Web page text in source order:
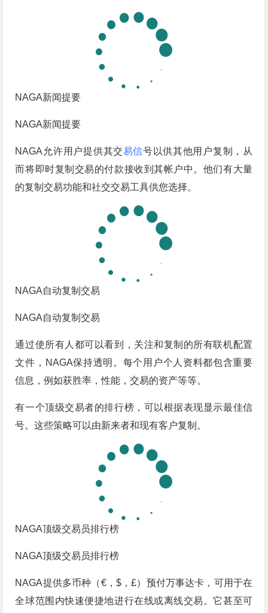
NAGA新闻提要
NAGA新闻提要
NAGA允许用户提供其交易信号以供其他用户复制，从
而将即时复制交易的付款接收到其帐户中。他们有大量
的复制交易功能和社交交易工具供您选择。
NAGA自动复制交易
NAGA自动复制交易
通过使所有人都可以看到，关注和复制的所有联机配置
文件，NAGA保持透明。每个用户个人资料都包含重要
信息，例如获胜率，性能，交易的资产等等。
有一个顶级交易者的排行榜，可以根据表现显示最佳信
号。这些策略可以由新来者和现有客户复制。
NAGA顶级交易员排行榜
NAGA顶级交易员排行榜
NAGA提供多币种（€，$，£）预付万事达卡，可用于在
全球范围内快速便捷地进行在线或离线交易。它甚至可